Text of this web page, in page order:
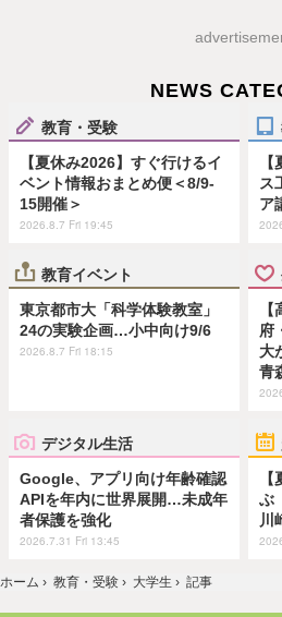
NEWS
教育・受験
【夏休み2026】すぐ行けるイ
ベント情報おまとめ便＜8/9-
15開催＞
2026.8.7 Fri 19:45
ス
ア
教育イベント
東京都市大「科学体験教室」
24の実験企画…小中向け9/6
2026.8.7 Fri 18:15
府
大
青
デジタル生活
Google、アプリ向け年齢確認
APIを年内に世界展開…未成年
者保護を強化
2026.7.31 Fri 13:45
ぶ
川
ホーム › 教育・受験 › 大学生 › 記事